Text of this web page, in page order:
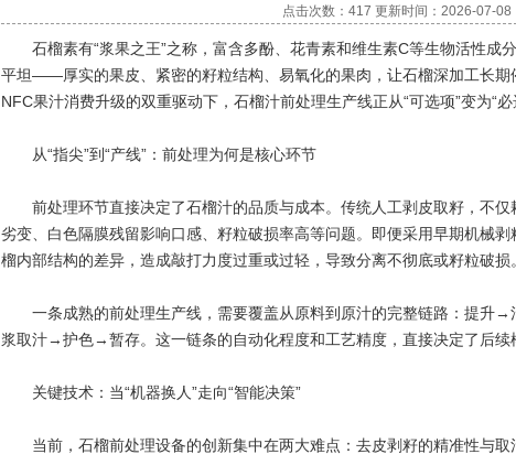
点击次数：417 更新时间：2026-07-08
石榴素有“浆果之王”之称，富含多酚、花青素和维生素C等生物活性成
平坦——厚实的果皮、紧密的籽粒结构、易氧化的果肉，让石榴深加工长期
NFC果汁消费升级的双重驱动下，石榴汁前处理生产线正从“可选项”变为“必
从“指尖”到“产线”：前处理为何是核心环节
前处理环节直接决定了石榴汁的品质与成本。传统人工剥皮取籽，不仅
劣变、白色隔膜残留影响口感、籽粒破损率高等问题。即便采用早期机械剥
榴内部结构的差异，造成敲打力度过重或过轻，导致分离不彻底或籽粒破损。
一条成熟的前处理生产线，需要覆盖从原料到原汁的完整链路：提
浆取汁→护色→暂存。这一链条的自动化程度和工艺精度，直接决定了后续
关键技术：当“机器换人”走向“智能决策”
当前，石榴前处理设备的创新集中在两大难点：去皮剥籽的精准性与取